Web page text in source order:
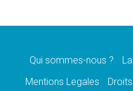
message de
«La visite du
Qui sommes-nous ?
Mentions Legales